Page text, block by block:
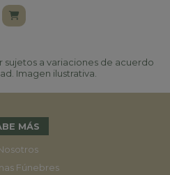
a variaciones de acuerdo
Imagen ilustrativa.
MÁS
Fúnebres